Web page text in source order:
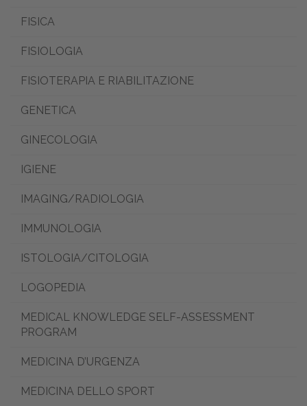
FISICA
FISIOLOGIA
FISIOTERAPIA E RIABILITAZIONE
GENETICA
GINECOLOGIA
IGIENE
IMAGING/RADIOLOGIA
IMMUNOLOGIA
ISTOLOGIA/CITOLOGIA
LOGOPEDIA
MEDICAL KNOWLEDGE SELF-ASSESSMENT
PROGRAM
MEDICINA D’URGENZA
MEDICINA DELLO SPORT